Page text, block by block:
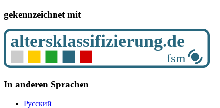
gekennzeichnet mit
In anderen Sprachen
Русский